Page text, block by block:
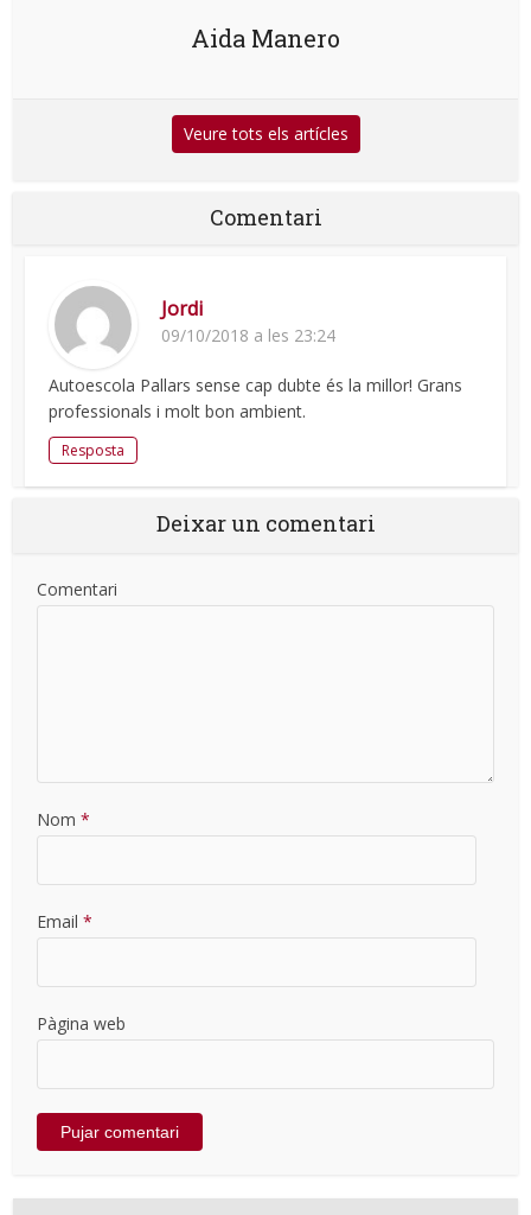
Aida Manero
Veure tots els artícles
Comentari
Jordi
09/10/2018 a les 23:24
Autoescola Pallars sense cap dubte és la millor! Grans
professionals i molt bon ambient.
Resposta
Deixar un comentari
Comentari
Nom *
Email *
Pàgina web